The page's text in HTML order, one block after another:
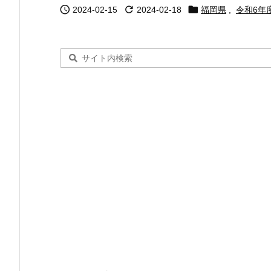
 2024-02-15  2024-02-18  福岡県 , 令和6年